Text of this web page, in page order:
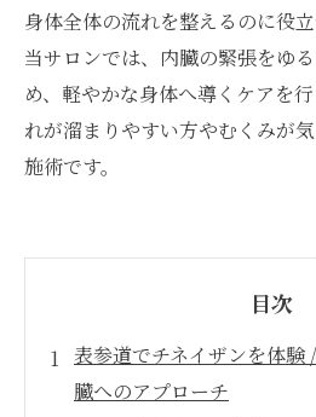
身体全体の流れを整えるのに役
当サロンでは、内臓の緊張をゆ
め、軽やかな身体へ導くケアを
れが溜まりやすい方やむくみが
施術です。
目次
表参道でチネイザンを体験
臓へのアプローチ